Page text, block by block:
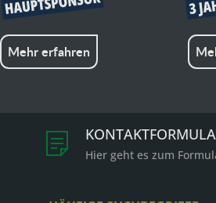
Mehr erfahren
Hier geht es zum